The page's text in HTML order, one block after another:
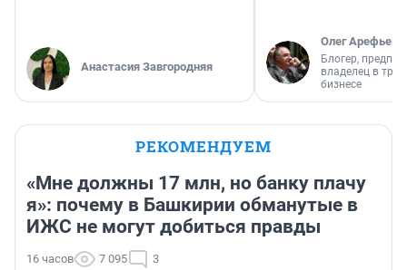
Анастасия Завгородняя
Олег Арефьев
Блогер,
владелец в
бизнесе
РЕКОМЕНДУЕМ
«Мне должны 17 млн, но банку плачу
я»: почему в Башкирии обманутые в
ИЖС не могут добиться правды
16 часов 7 095 3